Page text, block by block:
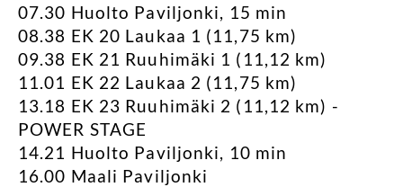
07.30 Huolto Paviljonki, 15 min
08.38 EK 20 Laukaa 1 (11,75 km)
09.38 EK 21 Ruuhimäki 1 (11,12 km)
11.01 EK 22 Laukaa 2 (11,75 km)
13.18 EK 23 Ruuhimäki 2 (11,12 km) -
POWER STAGE
14.21 Huolto Paviljonki, 10 min
16.00 Maali Paviljonki